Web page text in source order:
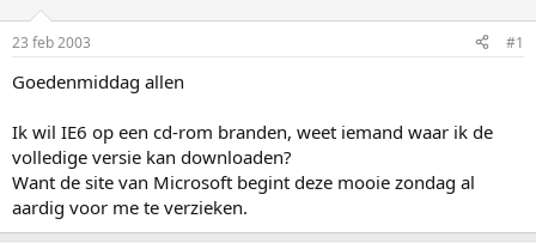
p
s
t
a
t
e
r
m
23 feb 2003 #1
Goedenmiddag allen
Ik wil IE6 op een cd-rom branden, weet iemand waar ik de
volledige versie kan downloaden?
Want de site van Microsoft begint deze mooie zondag al
aardig voor me te verzieken.